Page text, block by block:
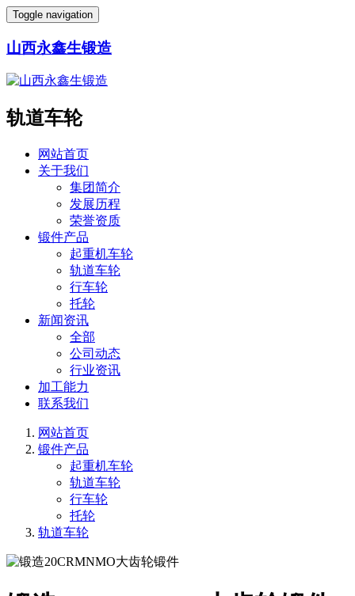
Toggle navigation
山西永鑫生锻造
轨道车轮
网站首页
关于我们
集团简介
发展历程
荣誉资质
锻件产品
起重机车轮
轨道车轮
行车轮
托轮
新闻资讯
全部
公司动态
行业资讯
加工能力
联系我们
网站首页
锻件产品
起重机车轮
轨道车轮
行车轮
托轮
轨道车轮